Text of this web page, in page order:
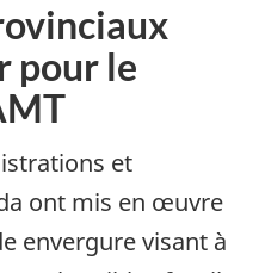
pour le
et
ont mis en œuvre
envergure visant à